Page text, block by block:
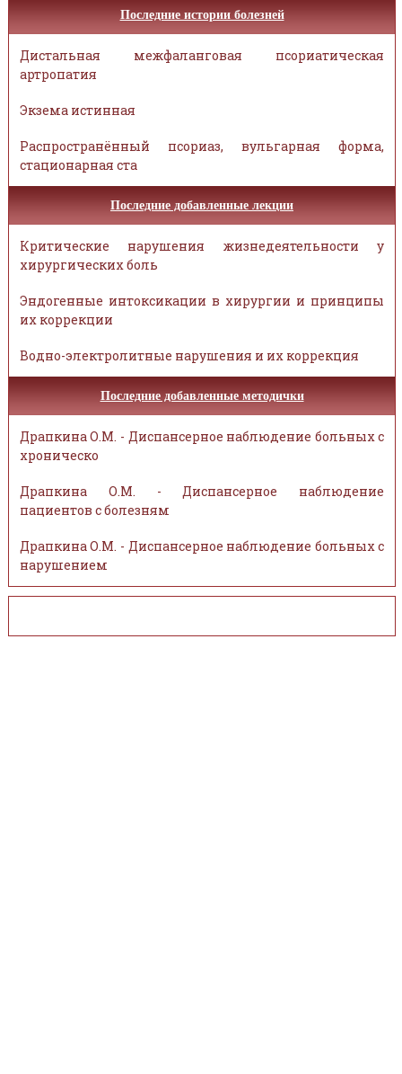
Последние истории болезней
Дистальная межфаланговая псориатическая
артропатия
Экзема истинная
Распространённый псориаз, вульгарная форма,
стационарная ста
Последние добавленные лекции
Критические нарушения жизнедеятельности у
хирургических боль
Эндогенные интоксикации в хирургии и принципы
их коррекции
Водно-электролитные нарушения и их коррекция
Последние добавленные методички
Драпкина О.М. - Диспансерное наблюдение больных с
хроническо
Драпкина О.М. - Диспансерное наблюдение
пациентов с болезням
Драпкина О.М. - Диспансерное наблюдение больных с
нарушением